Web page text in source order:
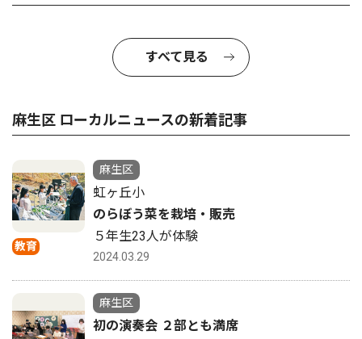
すべて見る
麻生区 ローカルニュースの新着記事
教育
麻生区
虹ヶ丘小
のらぼう菜を栽培・販売
５年生23人が体験
2024.03.29
麻生区
初の演奏会 ２部とも満席